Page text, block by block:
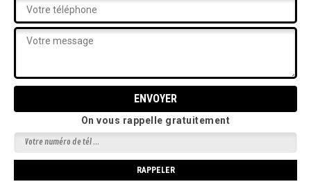
On vous rappelle gratuitement